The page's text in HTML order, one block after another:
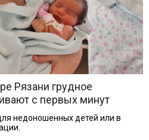
Рязани грудное
с первых минут
недоношенных детей или в